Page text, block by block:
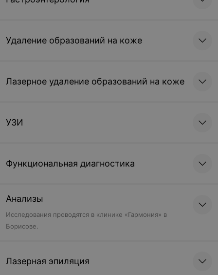
5,89 руб.
Разбор уходовых
средств
31,42 руб.
0,71 руб.
Удаление образований на коже
Лазерное удаление образований на коже
УЗИ
Функциональная диагностика
Анализы
Исследования проводятся в клинике «Гармония» в
Борисове.
Лазерная эпиляция